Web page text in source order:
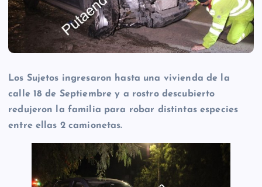
Los Sujetos ingresaron hasta una vivienda de la
calle 18 de Septiembre y a rostro descubierto
redujeron la familia para robar distintas especies
entre ellas 2 camionetas.